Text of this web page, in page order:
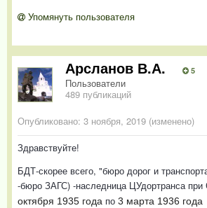
Упомянуть пользователя
Арсланов В.А. 5
Пользователи
489 публикаций
Опубликовано: 3 ноября, 2019 (изменено)
Здравствуйте!
БДТ-скорее всего, "бюро дорог и
-бюро ЗАГС) -наследница ЦУдортранса
октября 1935 года по 3 марта 1936 года